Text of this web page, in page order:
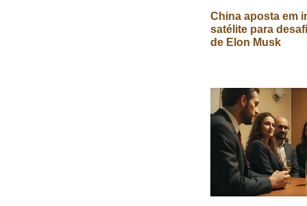
China aposta em
satélite para
de Elon Musk